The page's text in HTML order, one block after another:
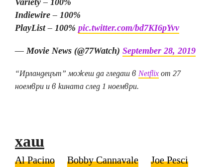
Indiewire – 100%
PlayList – 100% pic.twitter.com/bd7KI6pYvv
— Movie News (@77Watch) September 28, 2019
“Ирландецът” можеш да гледаш в Netflixот 27
ноември и в кината след 1 ноември.
хаш
Al Pacino Bobby Cannavale
Joe Pesci